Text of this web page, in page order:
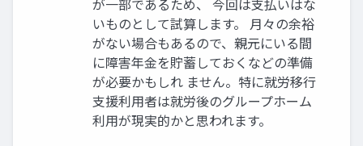
が一部であるため、 今回は支払いはな
いものとして試算します。 月々の余裕
がない場合もあるので、親元にいる間
に障害年金を貯蓄しておくなどの準備
が必要かもしれ ません。特に就労移行
支援利用者は就労後のグループホーム
利用が現実的かと思われます。